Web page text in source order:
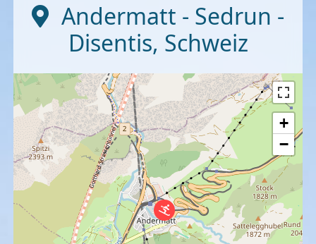
Andermatt - Sedrun -
Disentis, Schweiz
+
−